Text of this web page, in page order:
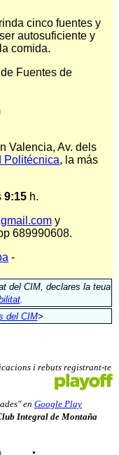
cinco fuentes y
autosuficiente y
comida.
Fuentes de
Valencia, Av. dels
Politécnica, la más
9:15 h.
y
689990608.
-
del CIM, declares la teua
.
del CIM>
i rebuts registrant-te
en Google Play
Integral de Montaña